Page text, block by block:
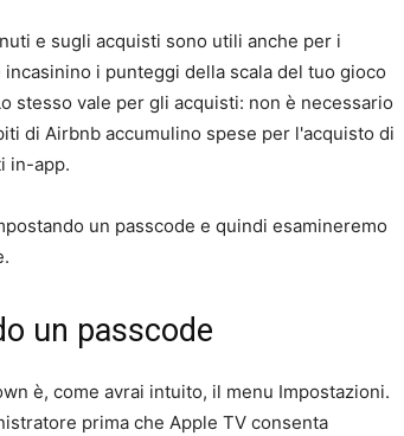
e sugli acquisti sono utili anche per i
i punteggi della scala del tuo gioco
stesso vale per gli acquisti: non è necessario
di Airbnb accumulino spese per l'acquisto di
in-app.
un passcode e quindi esamineremo
un passcode
è, come avrai intuito, il menu Impostazioni.
prima che Apple TV consenta